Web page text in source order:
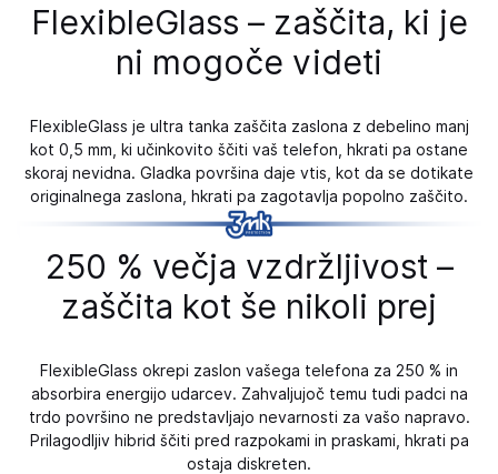
FlexibleGlass – zaščita, ki je
ni mogoče videti
FlexibleGlass je ultra tanka zaščita zaslona z debelino manj
kot 0,5 mm, ki učinkovito ščiti vaš telefon, hkrati pa ostane
skoraj nevidna. Gladka površina daje vtis, kot da se dotikate
originalnega zaslona, ​​hkrati pa zagotavlja popolno zaščito.
250 % večja vzdržljivost –
zaščita kot še nikoli prej
FlexibleGlass okrepi zaslon vašega telefona za 250 % in
absorbira energijo udarcev. Zahvaljujoč temu tudi padci na
trdo površino ne predstavljajo nevarnosti za vašo napravo.
Prilagodljiv hibrid ščiti pred razpokami in praskami, hkrati pa
ostaja diskreten.